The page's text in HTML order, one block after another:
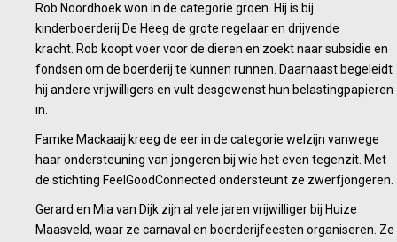
Rob Noordhoek won in de categorie groen. Hij is bij
kinderboerderij De Heeg de grote regelaar en drijvende
kracht. Rob koopt voer voor de dieren en zoekt naar subsidie en
fondsen om de boerderij te kunnen runnen. Daarnaast begeleidt
hij andere vrijwilligers en vult desgewenst hun belastingpapieren
in.
Famke Mackaaij kreeg de eer in de categorie welzijn vanwege
haar ondersteuning van jongeren bij wie het even tegenzit. Met
de stichting FeelGoodConnected ondersteunt ze zwerfjongeren.
Gerard en Mia van Dijk zijn al vele jaren vrijwilliger bij Huize
Maasveld, waar ze carnaval en boerderijfeesten organiseren. Ze